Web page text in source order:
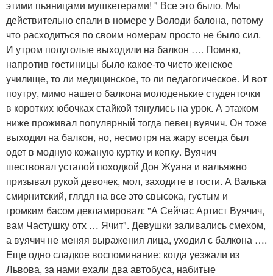
этими пьяницами мушкетерами! " Все это было. Мы
действительно спали в номере у Володи балона, потому
что расходиться по своим номерам просто не было сил.
И утром полуголые выходили на балкон …. Помню,
напротив гостиницы было какое-то чисто женское
училище, то ли медицинское, то ли педагогическое. И вот
поутру, мимо нашего балкона молоденькие студенточки
в коротких юбочках стайкой тянулись на урок. А этажом
ниже проживал популярный тогда певец вуячич. Он тоже
выходил на балкон, но, несмотря на жару всегда был
одет в модную кожаную куртку и кепку. Вуячич
шествовал усталой походкой Дон Жуана и вальяжно
призывал рукой девочек, мол, заходите в гости. А Валька
смирнитский, глядя на все это свысока, густым и
громким басом декламировал: "А Сейчас Артист Вуячич,
вам Частушку отх … Ячит". Девушки заливались смехом,
а вуячич не меняя выражения лица, уходил с балкона ….
Еще одно сладкое воспоминание: когда уезжали из
Львова, за нами ехали два автобуса, набитые